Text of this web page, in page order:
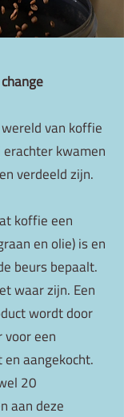
van koffie
kwamen
verdeeld zijn.
koffie een
en olie) is en
beurs bepaalt.
waar zijn. Een
wordt door
voor een
aangekocht.
20
aan deze